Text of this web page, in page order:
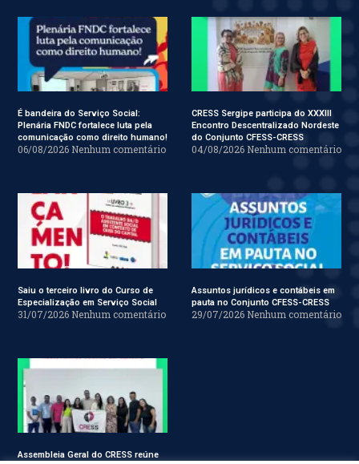
É bandeira do Serviço Social:
Plenária FNDC fortalece luta pela
comunicação como direito humano!
06/08/2026 Nenhum comentário
CRESS Sergipe participa do XXXIII
Encontro Descentralizado Nordeste
do Conjunto CFESS-CRESS
04/08/2026 Nenhum comentário
Saiu o terceiro livro do Curso de
Especialização em Serviço Social
31/07/2026 Nenhum comentário
Assuntos jurídicos e contábeis em
pauta no Conjunto CFESS-CRESS
29/07/2026 Nenhum comentário
Assembleia Geral do CRESS reúne